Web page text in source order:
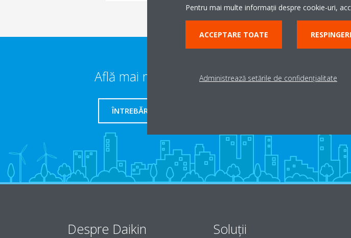
Află mai multe detalii
ÎNTREBĂRI FRECVENTE
Ai nevoie
Despre Daikin Soluţii
Pentru mai multe informații despre cookie-uri,
ACCEPTARE TOATE
Administrează setările de confidențialitate